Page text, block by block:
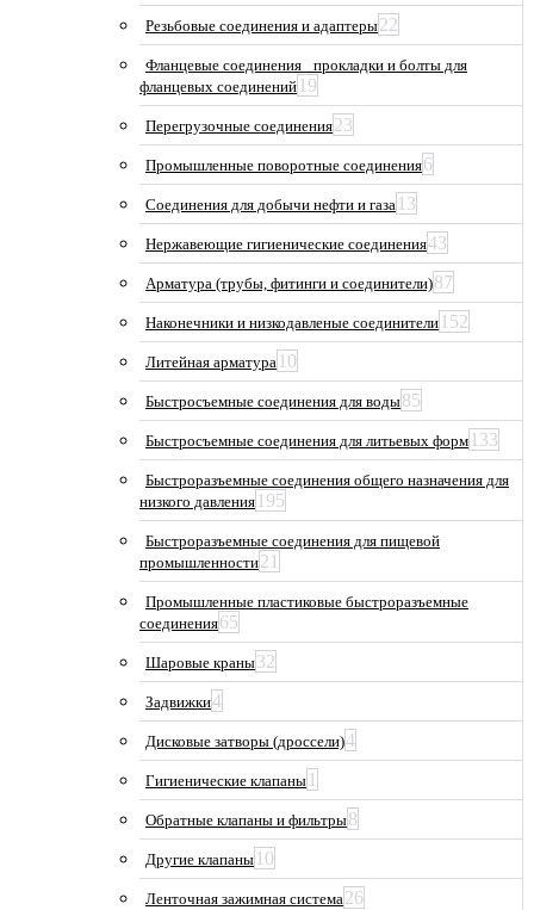
Резьбовые соединения и адаптеры22
Фланцевые соединения_ прокладки и болты для
фланцевых соединений 19
Перегрузочные соединения23
Промышленные поворотные соединения6
Соединения для добычи нефти и газа 13
Нержавеющие гигиенические соединения43
Арматура (трубы, фитинги и соединители)87
Наконечники и низкодавленые соединители 152
Литейная арматура 10
Быстросъемные соединения для воды85
Быстросъемные соединения для литьевых форм 133
Быстроразъемные соединения общего назначения для
низкого давления 195
Быстроразъемные соединения для пищевой
промышленности21
Промышленные пластиковые быстроразъемные
соединения65
Шаровые краны32
Задвижки4
Дисковые затворы (дроссели)4
Гигиенические клапаны 1
Обратные клапаны и фильтры8
Другие клапаны 10
Ленточная зажимная система26